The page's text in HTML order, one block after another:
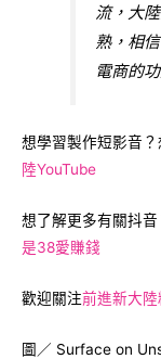
流，大
熟，相
電商的
想學習製作短影音
陸YouTube
想了解更多有關抖
是38愛賺錢
歡迎關注前進新大陸
圖／ Surface on